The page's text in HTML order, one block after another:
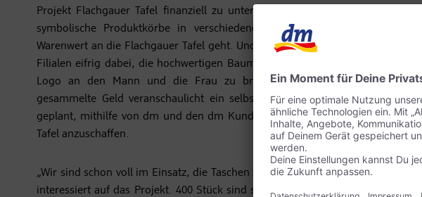
Projekt Flachgauer Tafel finanziell zu unterstützen. Zum einen sind an den
symbolische Produktkörbe in verschiedenen Größen aufgestellt, deren
Warenwert an die Flachgauer Tafel geht. Und zum anderen sind die Mitarbeiter
Filialen eifrig dabei, die hochwertigen Baumwolltragetaschen mit dem
Logo an den Mann und die Frau zu bringen. Den Verwendungszweck
gesammelte Geld veranschaulicht ein selbstgebasteltes Caddy-Modell –
geplant, mithilfe von dm und den dm Kunden ein Transportmittel für die
Tafel anzuschaffen.
„Wir sind schon voll im Einsatz, die Taschen zu verkaufen – die Kunden
interessiert auf das Projekt. 400 Stück sind schon weg, aber wir haben uns